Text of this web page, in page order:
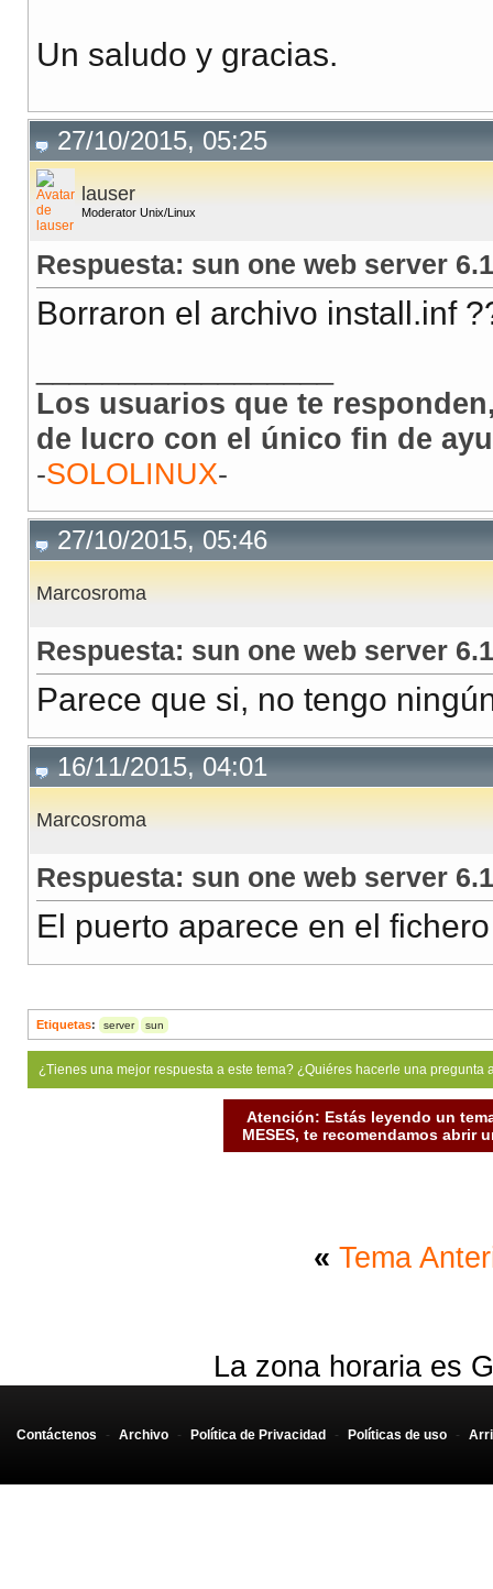
Un saludo y gracias.
27/10/2015, 05:25
lauser
Moderator Unix/Linux
Respuesta: sun one web server 6.1
Borraron el archivo install.inf
Los usuarios que te
de lucro con el único fin de
-SOLOLINUX-
27/10/2015, 05:46
Marcosroma
Respuesta: sun one web server 6.1
Parece que si, no tengo
16/11/2015, 04:01
Marcosroma
Respuesta: sun one web server 6.1
El puerto aparece en el
Etiquetas: server sun
¿Tienes una mejor respuesta a este tema? ¿Quiéres hacerle una
Atención: Estás leyendo un
MESES, te recomendamos abrir
« Tema
La zona horaria es
Contáctenos - Archivo - Política de Privacidad - Políticas de uso -